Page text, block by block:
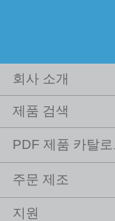
회사 소개
제품 검색
PDF 제품 카탈로
주문 제조
지원